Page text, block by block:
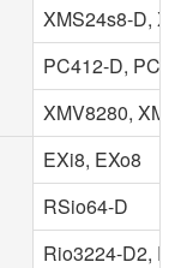
XMS24s8-D,
PC412-D,
XMV8280,
EXi8, EXo8
RSio64-D
Rio3224-D2,